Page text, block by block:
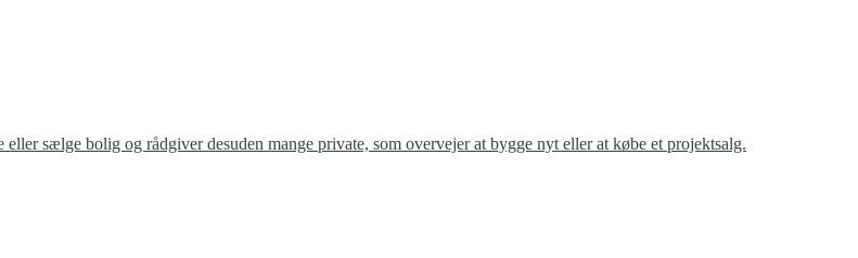
sælge bolig og rådgiver desuden mange private, som overvejer at bygge nyt eller at købe et projektsalg.